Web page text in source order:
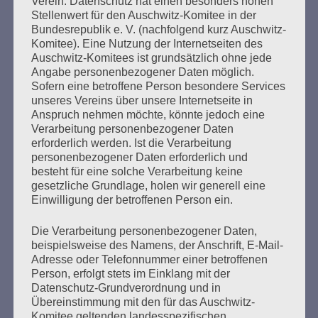
antifaschistisches 2020.
Helga Obens
für die Redaktion
Die Redaktion ist zu erreichen unter E-Mail:
kontakt@auschwitz-komitee.de
Der 8. Mai muss ein Feiertag werden. Arbeiten wir
daran!
Esther Bejarano - 3. Mai 2021
Stellenwert für den Auschwitz-Komitee in der
Bundesrepublik e. V. (nachfolgend kurz Auschwitz-
Komitee). Eine Nutzung der Internetseiten des
Auschwitz-Komitees ist grundsätzlich ohne jede
Angabe personenbezogener Daten möglich.
Sofern eine betroffene Person besondere Services
unseres Vereins über unsere Internetseite in
Anspruch nehmen möchte, könnte jedoch eine
Verarbeitung personenbezogener Daten
erforderlich werden. Ist die Verarbeitung
personenbezogener Daten erforderlich und
besteht für eine solche Verarbeitung keine
gesetzliche Grundlage, holen wir generell eine
Einwilligung der betroffenen Person ein.
Die Verarbeitung personenbezogener Daten,
beispielsweise des Namens, der Anschrift, E-Mail-
Adresse oder Telefonnummer einer betroffenen
Person, erfolgt stets im Einklang mit der
Datenschutz-Grundverordnung und in
Übereinstimmung mit den für das Auschwitz-